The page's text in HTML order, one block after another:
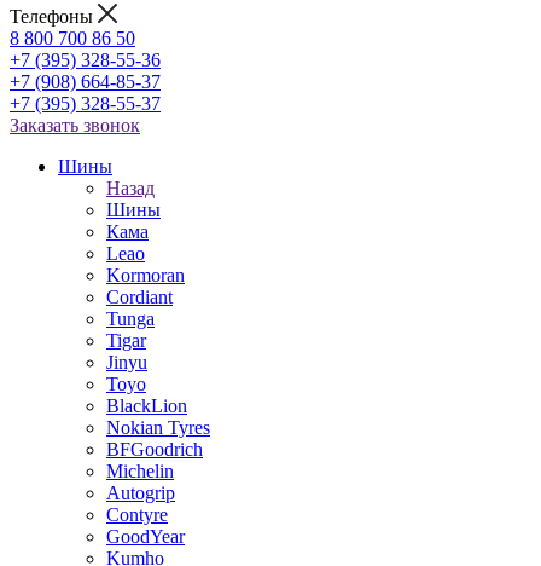
Телефоны
8 800 700 86 50
+7 (395) 328-55-36
+7 (908) 664-85-37
+7 (395) 328-55-37
Заказать звонок
Шины
Назад
Шины
Кама
Leao
Kormoran
Cordiant
Tunga
Tigar
Jinyu
Toyo
BlackLion
Nokian Tyres
BFGoodrich
Michelin
Autogrip
Contyre
GoodYear
Kumho